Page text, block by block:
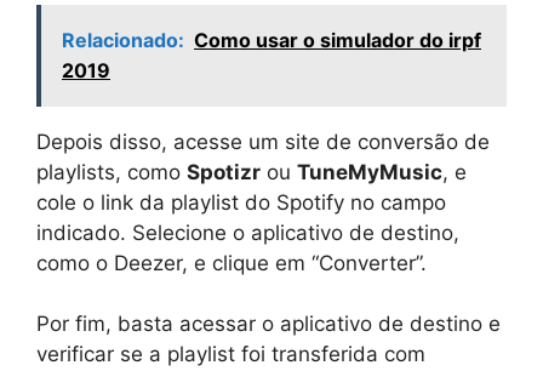
Relacionado: Como usar o simulador do irpf
2019
Depois disso, acesse um site de conversão de
playlists, como Spotizr ou TuneMyMusic, e
cole o link da playlist do Spotify no campo
indicado. Selecione o aplicativo de destino,
como o Deezer, e clique em “Converter”.
Por fim, basta acessar o aplicativo de destino e
verificar se a playlist foi transferida com